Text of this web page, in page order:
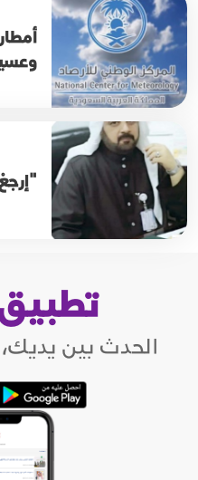
الحدث بين